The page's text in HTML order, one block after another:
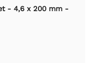
- 4,6 x 200 mm -